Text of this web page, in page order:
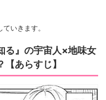
いきます。
る』の宇宙人×地味女
あらすじ】